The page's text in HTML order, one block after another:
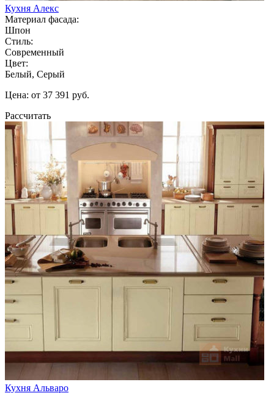
Кухня Алекс
Материал фасада:
Шпон
Стиль:
Современный
Цвет:
Белый, Серый
Цена: от 37 391 руб.
Рассчитать
Кухня Альваро